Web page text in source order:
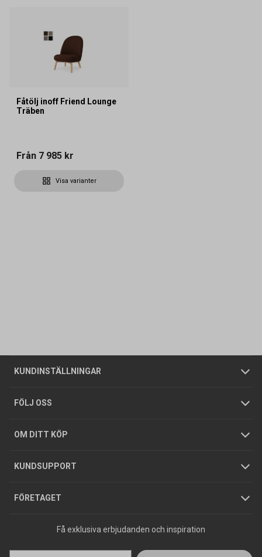
Fåtölj inoff Friend Lounge
Träben
Från 7 985 kr
Visa varianter
KUNDINSTÄLLNINGAR
Företagskund / Privatkund
FÖLJ OSS
OM DITT KÖP
Allmänna försäljningsvillkor
Integritetspolicy
GDPR
KUNDSUPPORT
Butiker
Foldrar och kataloger
Köpguider
Varumärken
FÖRETAGET
Om oss
Tjänster
Hållbarhet
Jobba hos oss
Press
Få exklusiva erbjudanden och inspiration